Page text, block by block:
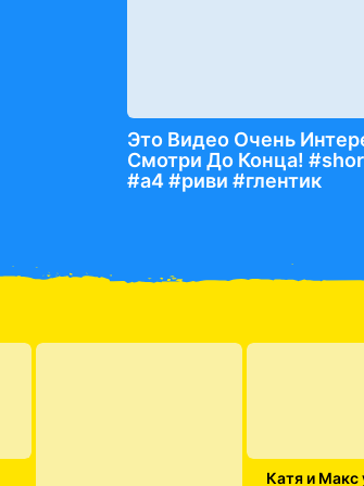
Это Видео Очень
Смотри До Конца!
#а4 #риви #глентик
Катя и Макс